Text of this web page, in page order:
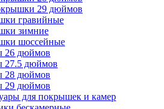
29 дюймов
гравийные
зимние
шоссейные
26 дюймов
27.5 дюймов
28 дюймов
29 дюймов
для покрышек и камер